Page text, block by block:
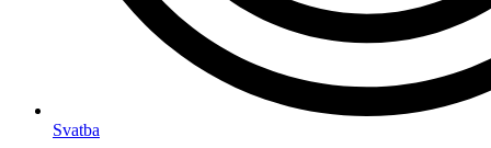
Svatba